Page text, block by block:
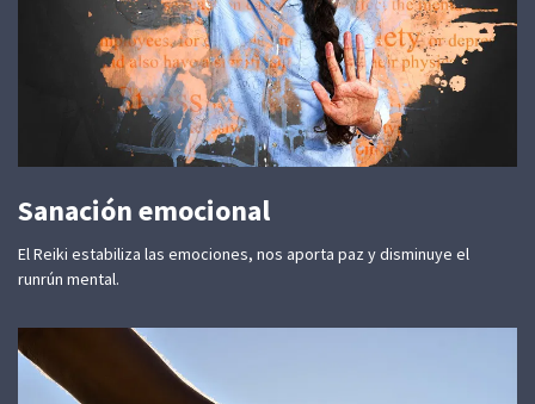
Sanación emocional
El Reiki estabiliza las emociones, nos aporta paz y disminuye el
runrún mental.